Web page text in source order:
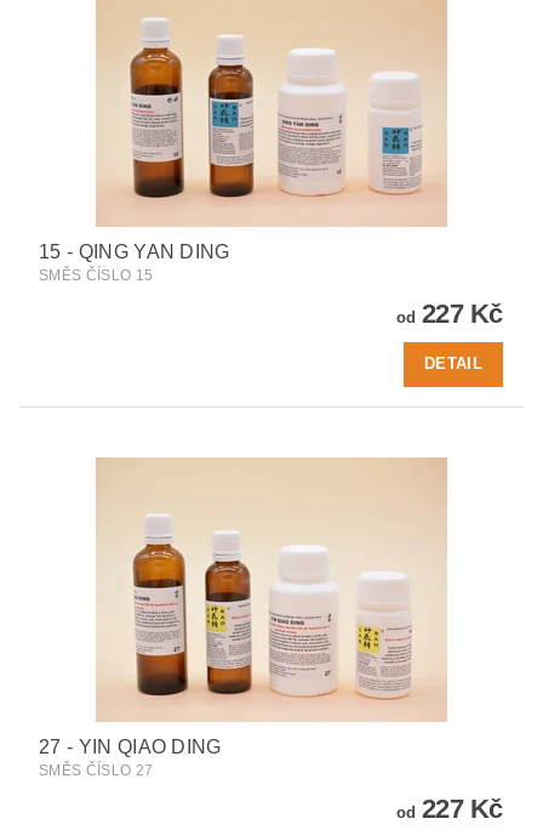
15 - QING YAN DING
SMĚS ČÍSLO 15
od 227 Kč
DETAIL
27 - YIN QIAO DING
SMĚS ČÍSLO 27
od 227 Kč